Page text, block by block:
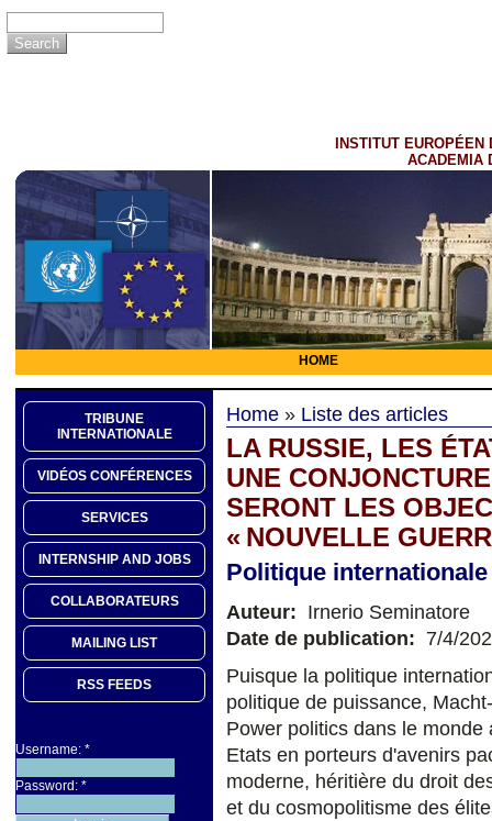
INSTITUT EUROPÉEN
ACADEMIA
HOME
TRIBUNE
INTERNATIONALE
VIDÉOS CONFÉRENCES
SERVICES
INTERNSHIP AND JOBS
COLLABORATEURS
MAILING LIST
RSS FEEDS
Username: *
Password: *
Home » Liste des articles
LA RUSSIE, LES
UNE
SERONT LES
« NOUVELLE
Politique
Auteur: Irnerio Seminatore
Date de publication: 7/4/
Puisque la politique
politique de puissance,
Power politics dans le
Etats en porteurs d'avenirs
moderne, héritière du droit
et du cosmopolitisme des